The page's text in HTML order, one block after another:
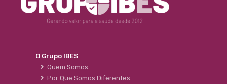
O Grupo IBES
Quem Somos
Por Que Somos Diferentes